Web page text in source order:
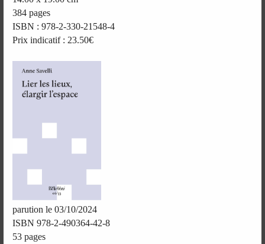
384 pages
ISBN : 978-2-330-21548-4
Prix indicatif : 23.50€
parution le 03/10/2024
ISBN 978-2-490364-42-8
53 pages